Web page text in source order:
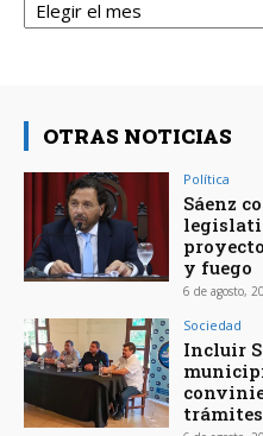
OTRAS NOTICIAS
Política
Sáenz
y fuego
6 de agosto,
Sociedad
Incluir